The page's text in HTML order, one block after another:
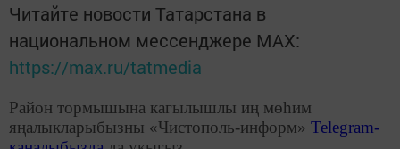
Читайте новости Татарстана в
национальном мессенджере MАХ:
https://max.ru/tatmedia
Район тормышына кагылышлы иң мөһим
яңалыкларыбызны «Чистополь-информ» Telegram-